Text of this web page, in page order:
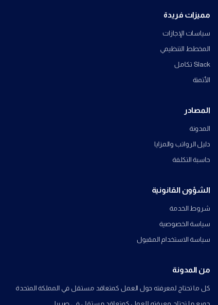
مميزات فريدة
سياسات الإجازات
المخطط التنظيمي
Slack تكامل
الأتمتة
المصادر
المدونة
دليل الرواتب والمزايا
حاسبة التكلفة
الشؤون القانونية
شروط الخدمة
سياسة الخصوصية
سياسة الاستخدام المقبول
من المدونة
كل ما تحتاج لمعرفته حول العمل كمتعاقد مستقل في المملكة المتحدة
جميع ما تحتاج معرفته للعمل كمتعاقد مستقل في صربيا